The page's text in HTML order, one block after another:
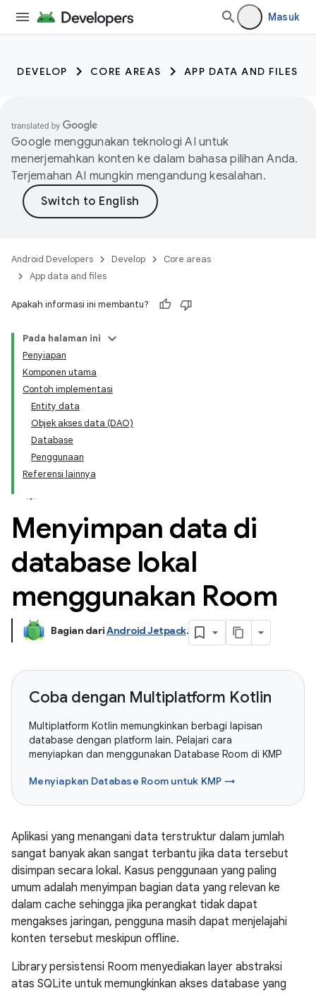
Masuk
DEVELOP CORE AREAS APP DATA AND FILES
Google menggunakan teknologi AI untuk
menerjemahkan konten ke dalam bahasa pilihan Anda.
Terjemahan AI mungkin mengandung kesalahan.
Android Developers Develop
Core areas
App data and files
Apakah informasi ini membantu?
Pada halaman ini
Penyiapan
Komponen utama
Contoh implementasi
Entity data
Objek akses data (DAO)
Database
Penggunaan
Referensi lainnya
Menyimpan data di
database lokal
menggunakan Room
Bagian dariAndroid Jetpack.
Coba dengan Multiplatform Kotlin
Multiplatform Kotlin memungkinkan berbagi lapisan
database dengan platform lain. Pelajari cara
menyiapkan dan menggunakan Database Room di KMP
Menyiapkan Database Room untuk KMP →
Aplikasi yang menangani data terstruktur dalam jumlah
sangat banyak akan sangat terbantu jika data tersebut
disimpan secara lokal. Kasus penggunaan yang paling
umum adalah menyimpan bagian data yang relevan ke
dalam cache sehingga jika perangkat tidak dapat
mengakses jaringan, pengguna masih dapat menjelajahi
konten tersebut meskipun offline.
Library persistensi Room menyediakan layer abstraksi
atas SQLite untuk memungkinkan akses database yang